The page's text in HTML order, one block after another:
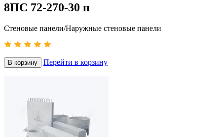
8ПС 72-270-30 п
Стеновые панели/Наружные стеновые панели
В корзину Перейти в корзину